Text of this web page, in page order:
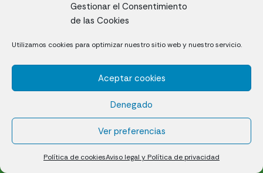
Gestionar el Consentimiento
de las Cookies
Utilizamos cookies para optimizar nuestro sitio web y nuestro servicio.
Aceptar cookies
Denegado
Ver preferencias
Política de cookiesAviso legal y Política de privacidad
Cáceres
Césped natural en tepes
Política de cookies (UE)
Aviso legal y Política de privacidad
¿Quiénes somos?
Contacto